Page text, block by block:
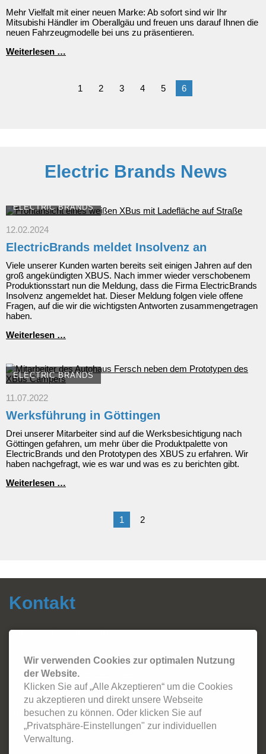
Mitsubishi
Eclipse
Cross
Mehr Vielfalt mit einer neuen Marke: Ab sofort sind wir Ihr
Mitsubishi Händler im Oberallgäu und freuen uns darauf Ihnen die
neuen Fahrzeugmodelle bei uns zu präsentieren.
Weiterlesen …
Fersch
1 2 3 4 5 6
Electric Brands News
ELECTRIC BRANDS
12.02.2024
ElectricBrands meldet Insolvenz an
Viele unserer Kunden warten bereits seit einigen Jahren auf den
groß angekündigten XBUS. Nach immer wieder verschobenem
Produktionsstart nun die Meldung, dass die Firma ElectricBrands
Insolvenz angemeldet hat. Dieser Meldung folgen viele offene
Fragen, auf die wir die wichtigsten Antworten zusammengetragen
haben.
Weiterlesen …
an
ELECTRIC BRANDS
11.07.2022
Werksführung in Göttingen
Drei unserer Mitarbeiter sind auf die Werksbesichtigung nach
Göttingen gefahren, um mehr über die Produktpalette von
ElectricBrands und den Prototypen des XBUS zu erfahren. Wir
haben nachgefragt, wie es war und was es zu berichten gibt.
Weiterlesen …
1
2
Kontakt
Autohaus Fersch GmbH
Tel.:08324 - 2420
Email:info@autohaus-fersch.de
WhatsApp: +49 178/894 2786
Öffnungszeiten:
Büro
Montag - Freitag: 7 Uhr - 18:30 Uhr
Wir verwenden Cookies zur optimalen Nutzung
der Website.
Klicken Sie auf „Alle Akzeptieren“ um die Cookies
zu akzeptieren und direkt unsere Webseite
besuchen zu können. Oder klicken Sie auf
„Privatsphäre-Einstellungen" zur individuellen
Verwaltung.